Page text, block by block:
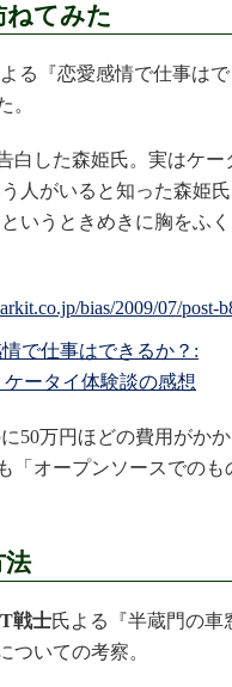
てみた
る『恋愛感情で仕事は
。
白した森姫氏。実はケー
人がいると知った森姫
いうときめきに胸をふ
で仕事はできるか？:
ケータイ体験談の感想
50万円ほどの費用がか
「オープンソースでの
法
戦士氏よる『半蔵門の車
ついての考察。